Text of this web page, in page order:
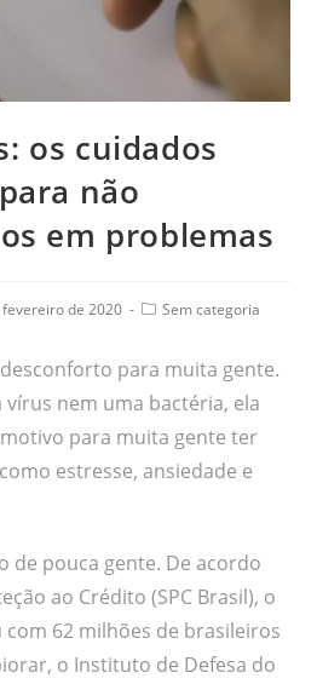
os cuidados
não
em problemas
fevereiro de 2020 Sem categoria
para muita gente.
nem uma bactéria, ela
para muita gente ter
estresse, ansiedade e
de pouca gente. De acordo
ao Crédito (SPC Brasil), o
com 62 milhões de brasileiros
o Instituto de Defesa do